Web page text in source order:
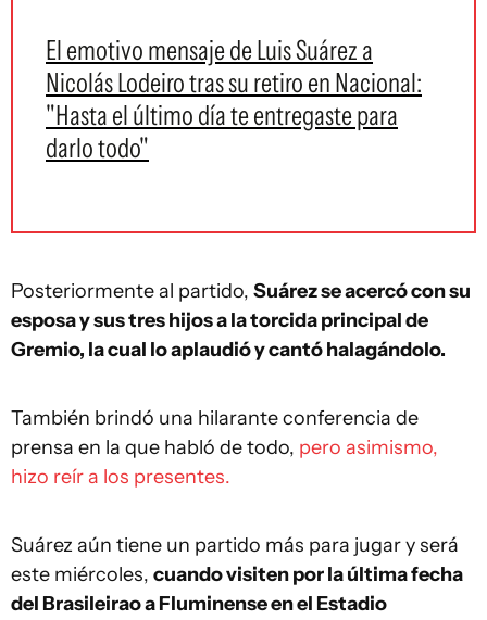
El emotivo mensaje de Luis Suárez a
Nicolás Lodeiro tras su retiro en Nacional:
"Hasta el último día te entregaste para
darlo todo"
Posteriormente al partido, Suárez se acercó con su
esposa y sus tres hijos a la torcida principal de
Gremio, la cual lo aplaudió y cantó halagándolo.
También brindó una hilarante conferencia de
prensa en la que habló de todo, pero asimismo,
hizo reír a los presentes.
Suárez aún tiene un partido más para jugar y será
este miércoles, cuando visiten por la última fecha
del Brasileirao a Fluminense en el Estadio